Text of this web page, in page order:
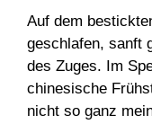
Auf dem
geschlafen, sanft
des Zuges. Im
chinesische
nicht so ganz